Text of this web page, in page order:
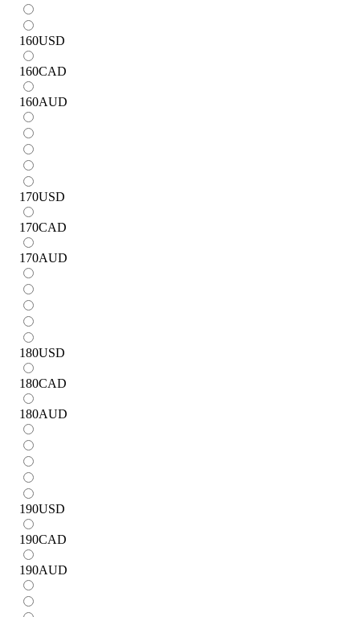
160USD
160CAD
160AUD
170USD
170CAD
170AUD
180USD
180CAD
180AUD
190USD
190CAD
190AUD